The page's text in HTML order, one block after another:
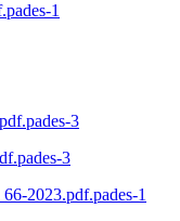
1
3
3
2023.pdf.pades-1